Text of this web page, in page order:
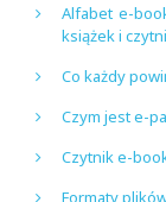
Alfabet e-
książek i
Co każdy
Czym jest e-
Czytnik e-
Formaty